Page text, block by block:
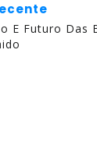
E Futuro Das